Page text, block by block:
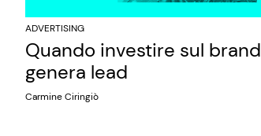
ADVERTISING
Quando investire sul brand
genera lead
Carmine Ciringiò